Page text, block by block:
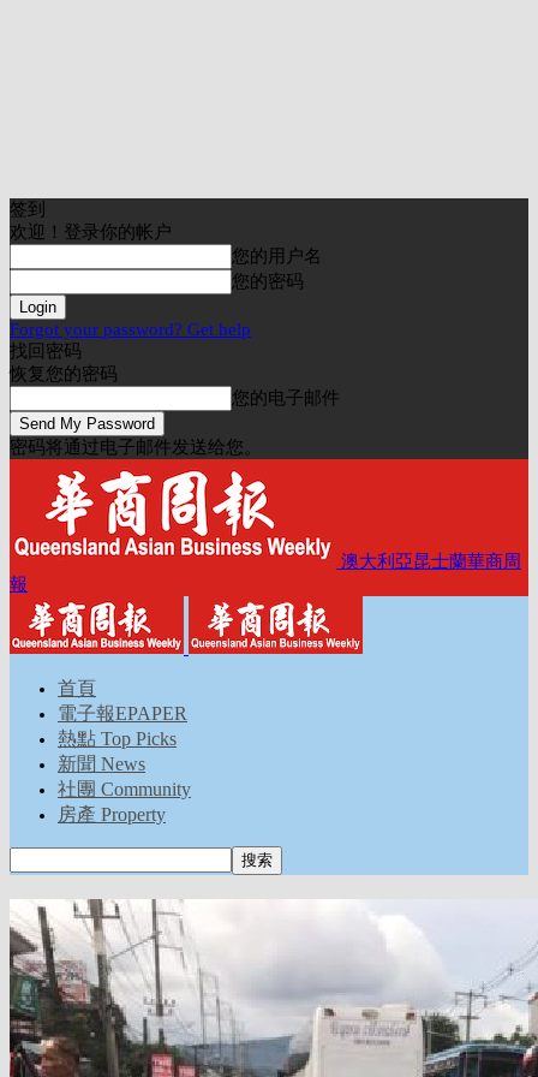
签到
欢迎！登录你的帐户
您的用户名
您的密码
Forgot your password? Get help
找回密码
恢复您的密码
您的电子邮件
密码将通过电子邮件发送给您。
澳大利亞昆士蘭華商周
報
首頁
電子報EPAPER
熱點 Top Picks
新聞 News
社團 Community
房產 Property